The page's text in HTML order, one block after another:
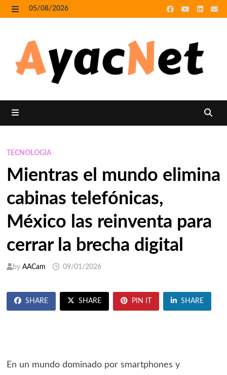
Skip
to
05/08/2026
TECNOLOGIA
Mientras el mundo elimina
cabinas telefónicas,
México las reinventa para
cerrar la brecha digital
by AACam 09/01/2026
SHARE SHARE PIN IT SHARE
En un mundo dominado por smartphones y